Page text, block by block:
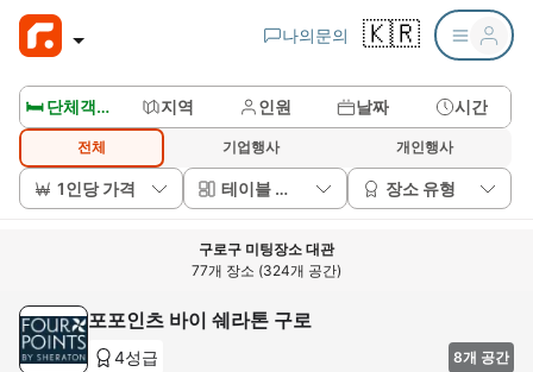
나의문의 🇰🇷
🛏️ 단체객실보기 지역 인원 날짜 시간
전체 기업행사 개인행사
1인당 가격 테이블 배치 장소 유형
구로구 미팅장소 대관
77개 장소 (324개 공간)
포포인츠 바이 쉐라톤 구로
4성급 8개 공간